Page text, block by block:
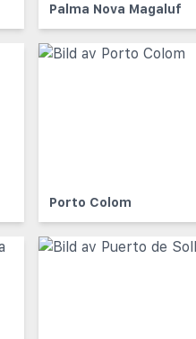
Palma Nova Magaluf
Porto Colom